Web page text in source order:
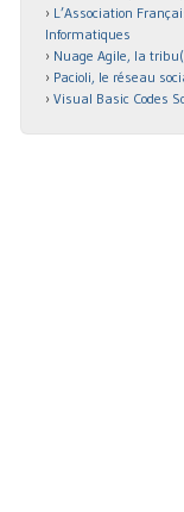
L’Association
Informatiques
Nuage Agile, la
Pacioli, le réseau
Visual Basic Codes